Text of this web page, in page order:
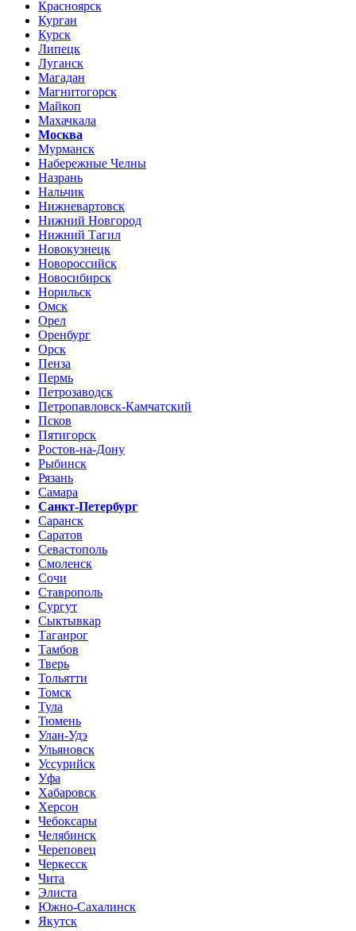
Красноярск
Курган
Курск
Липецк
Луганск
Магадан
Магнитогорск
Майкоп
Махачкала
Москва
Мурманск
Набережные Челны
Назрань
Нальчик
Нижневартовск
Нижний Новгород
Нижний Тагил
Новокузнецк
Новороссийск
Новосибирск
Норильск
Омск
Орел
Оренбург
Орск
Пенза
Пермь
Петрозаводск
Петропавловск-Камчатский
Псков
Пятигорск
Ростов-на-Дону
Рыбинск
Рязань
Самара
Санкт-Петербург
Саранск
Саратов
Севастополь
Смоленск
Сочи
Ставрополь
Сургут
Сыктывкар
Таганрог
Тамбов
Тверь
Тольятти
Томск
Тула
Тюмень
Улан-Удэ
Ульяновск
Уссурийск
Уфа
Хабаровск
Херсон
Чебоксары
Челябинск
Череповец
Черкесск
Чита
Элиста
Южно-Сахалинск
Якутск